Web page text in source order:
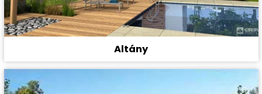
Altány